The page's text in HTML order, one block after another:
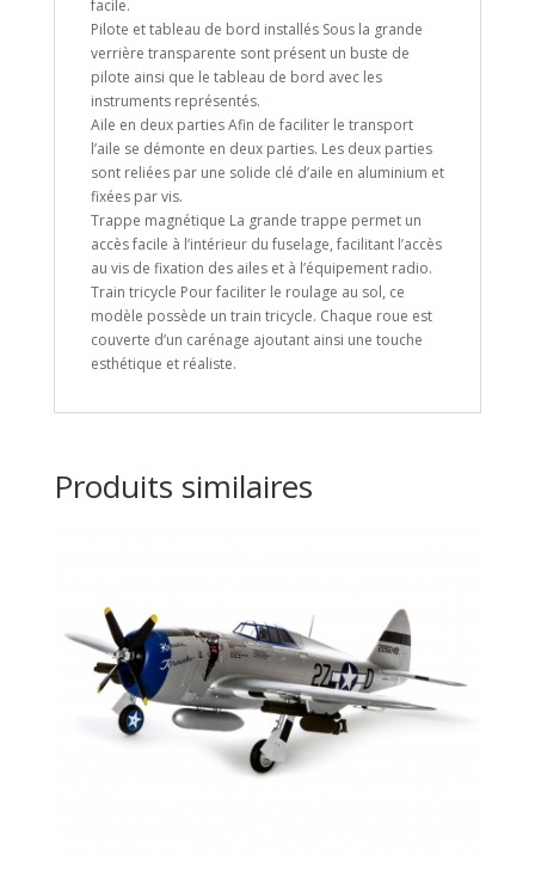
facile.
Pilote et tableau de bord installés Sous la grande
verrière transparente sont présent un buste de
pilote ainsi que le tableau de bord avec les
instruments représentés.
Aile en deux parties Afin de faciliter le transport
l’aile se démonte en deux parties. Les deux parties
sont reliées par une solide clé d’aile en aluminium et
fixées par vis.
Trappe magnétique La grande trappe permet un
accès facile à l’intérieur du fuselage, facilitant l’accès
au vis de fixation des ailes et à l’équipement radio.
Train tricycle Pour faciliter le roulage au sol, ce
modèle possède un train tricycle. Chaque roue est
couverte d’un carénage ajoutant ainsi une touche
esthétique et réaliste.
Produits similaires